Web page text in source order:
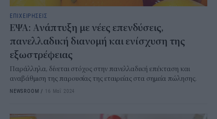
ΕΠΙΧΕΙΡΗΣΕΙΣ
ΕΨΑ: Ανάπτυξη με νέες επενδύσεις,
πανελλαδική διανομή και ενίσχυση της
εξωστρέφειας
Παράλληλα, δίνεται στόχος στην πανελλαδική επέκταση και
αναβάθμιση της παρουσίας της εταιρείας στα σημεία πώλησης.
NEWSROOM / 16 Μαΐ 2024